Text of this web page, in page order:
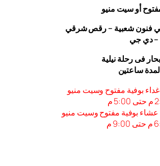
أو سيت منيو
فنون شعبية – رقص شرقي
– دي جي
فى رحلة نيلية
ساعتين
غداء بوفية مفتوح وسيت منيو
: عشاء بوفية مفتوح وسيت منيو
م حتى 9:00 م